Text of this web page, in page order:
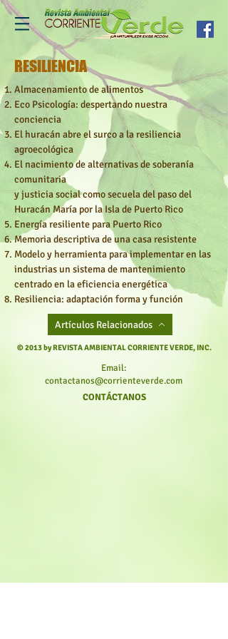
RESILIENCIA
Almacenamiento de alimentos
Eco Psicología: despertando nuestra
conciencia
El huracán abre el surco a la resiliencia
agroecológica
El nacimiento de alternativas de soberanía
comunitaria
y justicia social como secuela del paso del
Huracán María por la Isla de Puerto Rico
Energía resiliente para Puerto Rico
Memoria descriptiva de una casa resistente
Modelo y herramienta para implementar en las
industrias un sistema de mantenimiento
centrado en la eficiencia energética
Resiliencia: adaptación forma y función
Artículos Relacionados
© 2013 by REVISTA AMBIENTAL CORRIENTE VERDE, INC.
Email:
contactanos@corrienteverde.com
CONTÁCTANOS